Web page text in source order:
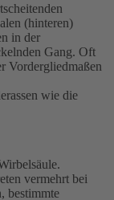
(hinteren)
in der
Gang. Oft
Vordergliedmaßen
wie die
vermehrt bei
bestimmte